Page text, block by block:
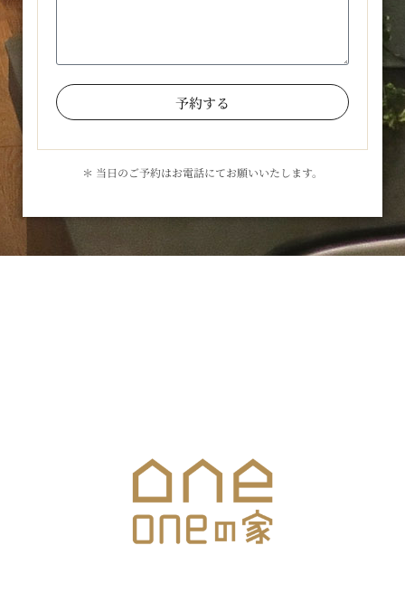
予約する
＊ 当日のご予約はお電話にてお願いいたします。